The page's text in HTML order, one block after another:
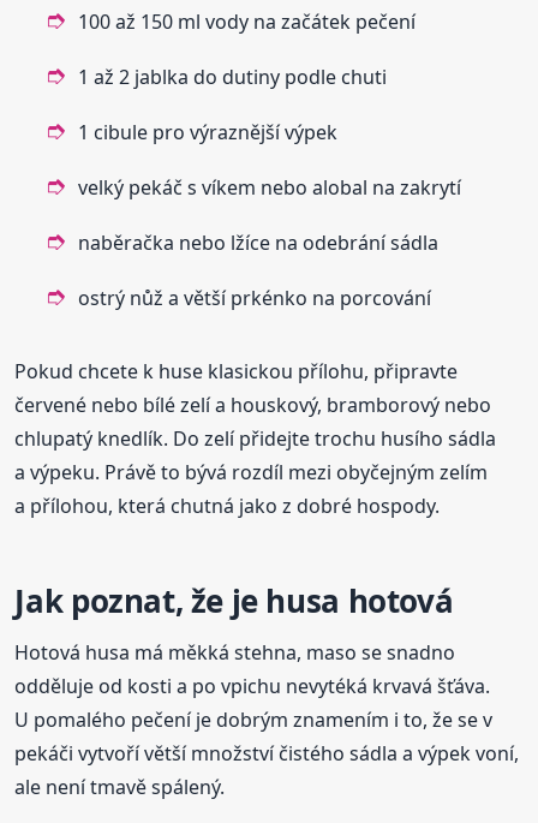
100 až 150 ml vody na začátek pečení
1 až 2 jablka do dutiny podle chuti
1 cibule pro výraznější výpek
velký pekáč s víkem nebo alobal na zakrytí
naběračka nebo lžíce na odebrání sádla
ostrý nůž a větší prkénko na porcování
Pokud chcete k huse klasickou přílohu, připravte
červené nebo bílé zelí a houskový, bramborový nebo
chlupatý knedlík. Do zelí přidejte trochu husího sádla
a výpeku. Právě to bývá rozdíl mezi obyčejným zelím
a přílohou, která chutná jako z dobré hospody.
Jak poznat, že je husa hotová
Hotová husa má měkká stehna, maso se snadno
odděluje od kosti a po vpichu nevytéká krvavá šťáva.
U pomalého pečení je dobrým znamením i to, že se v
pekáči vytvoří větší množství čistého sádla a výpek voní,
ale není tmavě spálený.